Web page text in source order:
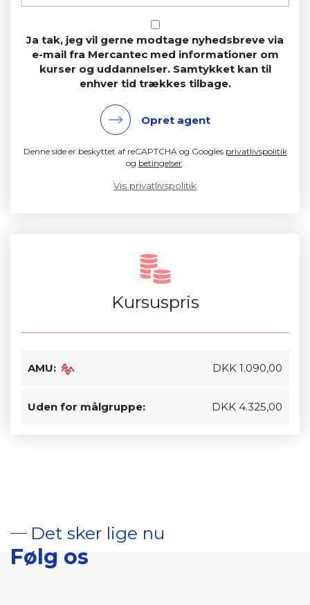
Ja tak, jeg vil gerne modtage nyhedsbreve via
e-mail fra Mercantec med informationer om
kurser og uddannelser. Samtykket kan til
enhver tid trækkes tilbage.
Opret agent
Denne side er beskyttet af reCAPTCHA og Googles privatlivspolitik
og betingelser.
Vis privatlivspolitik
Kursuspris
AMU: DKK 1.090,00
Uden for målgruppe: DKK 4.325,00
Det sker lige nu
Følg os